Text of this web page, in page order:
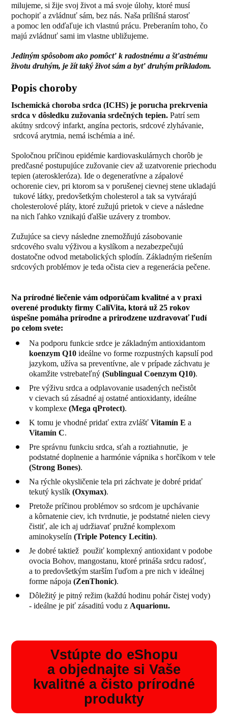
milujeme, si žije svoj život a má svoje úlohy, ktoré musí
pochopiť a zvládnuť sám, bez nás. Naša prílišná starosť
a pomoc len odďaľuje ich vlastnú prácu. Preberaním toho, čo
majú zvládnuť sami im vlastne ubližujeme.
Jediným spôsobom ako pomôcť k radostnému a šťastnému
životu druhým, je žít taký život sám a byť druhým príkladom.
Popis choroby
Ischemická choroba srdca (ICHS) je porucha prekrvenia
srdca v dôsledku zužovania srdečných tepien.Patrí sem
akútny srdcový infarkt, angína pectoris, srdcové zlyhávanie,
srdcová arytmia, nemá ischémia a iné.
Spoločnou príčinou epidémie kardiovaskulárnych chorôb je
predčasné postupujúce zužovanie ciev až uzatvorenie priechodu
tepien (ateroskleróza). Ide o degeneratívne a zápalové
ochorenie ciev, pri ktorom sa v porušenej cievnej stene ukladajú
tukové látky, predovšetkým cholesterol a tak sa vytvárajú
cholesterolové pláty, ktoré zužujú prietok v cieve a následne
na nich ľahko vznikajú ďalšie uzávery z trombov.
Zužujúce sa cievy následne znemožňujú zásobovanie
srdcového svalu výživou a kyslíkom a nezabezpečujú
dostatočne odvod metabolických splodín. Základným riešením
srdcových problémov je teda očista ciev a regenerácia pečene.
Na prírodné liečenie vám odporúčam kvalitné a v praxi
overené produkty firmy CaliVita, ktorá už 25 rokov
úspešne pomáha prírodne a prirodzene uzdravovať ľudí
po celom svete:
Na podporu funkcie srdce je základným antioxidantom
koenzym Q10ideálne vo forme rozpustných kapsulí pod
jazykom, užíva sa preventívne, ale v prípade záchvatu je
okamžite vstrebateľný(Sublingual Coenzym Q10).
Pre výživu srdca a odplavovanie usadených nečistôt
v cievach sú zásadné aj ostatné antioxidanty, ideálne
v komplexe(Mega qProtect).
K tomu je vhodné pridať extra zvlášťVitamín Ea
Vitamín C.
Pre správnu funkciu srdca, sťah a roztiahnutie, je
podstatné doplnenie a harmónie vápnika s horčíkom v tele
(Strong Bones).
Na rýchle okysličenie tela pri záchvate je dobré pridať
tekutý kyslík(Oxymax).
Pretože príčinou problémov so srdcom je upchávanie
a kôrnatenie ciev, ich tvrdnutie, je podstatné nielen cievy
čistiť, ale ich aj udržiavať pružné komplexom
aminokyselín(Triple Potency Lecitin).
Je dobré taktiež použiť komplexný antioxidant v podobe
ovocia Bohov, mangostanu, ktoré prináša srdcu radosť,
a to predovšetkým starším ľuďom a pre nich v ideálnej
forme nápoja(ZenThonic).
Dôležitý je pitný režim (každú hodinu pohár čistej vody)
- ideálne je piť zásaditú vodu z Aquarionu.
Vstúpte do eShopu
a objednajte si Vaše
kvalitné a čisto prírodné
produkty